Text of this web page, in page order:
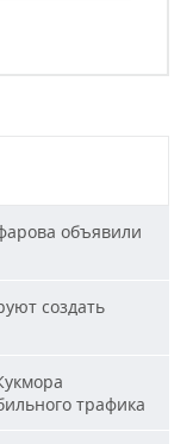
объявили
создать
трафика